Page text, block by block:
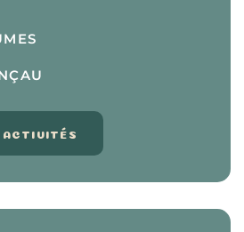
ACTIVITÉS